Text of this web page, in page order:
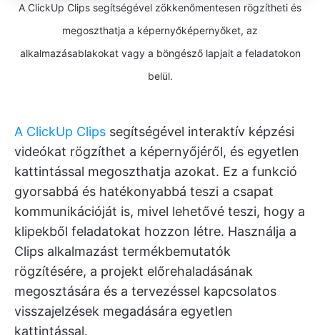
A ClickUp Clips segítségével zökkenőmentesen rögzítheti és
megoszthatja a képernyőképernyőket, az
alkalmazásablakokat vagy a böngésző lapjait a feladatokon
belül.
A ClickUp Clips segítségével interaktív képzési
videókat rögzíthet a képernyőjéről, és egyetlen
kattintással megoszthatja azokat. Ez a funkció
gyorsabbá és hatékonyabbá teszi a csapat
kommunikációját is, mivel lehetővé teszi, hogy a
klipekből feladatokat hozzon létre. Használja a
Clips alkalmazást termékbemutatók
rögzítésére, a projekt előrehaladásának
megosztására és a tervezéssel kapcsolatos
visszajelzések megadására egyetlen
kattintással.